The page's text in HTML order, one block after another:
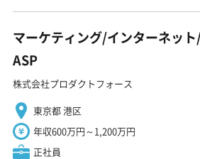
マーケティング/インターネッ
ASP
株式会社プロダクトフォース
東京都 港区
年収600万円～1,200万円
正社員